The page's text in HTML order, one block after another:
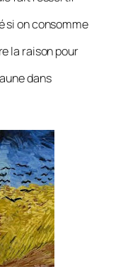
si on consomme
la raison pour
dans